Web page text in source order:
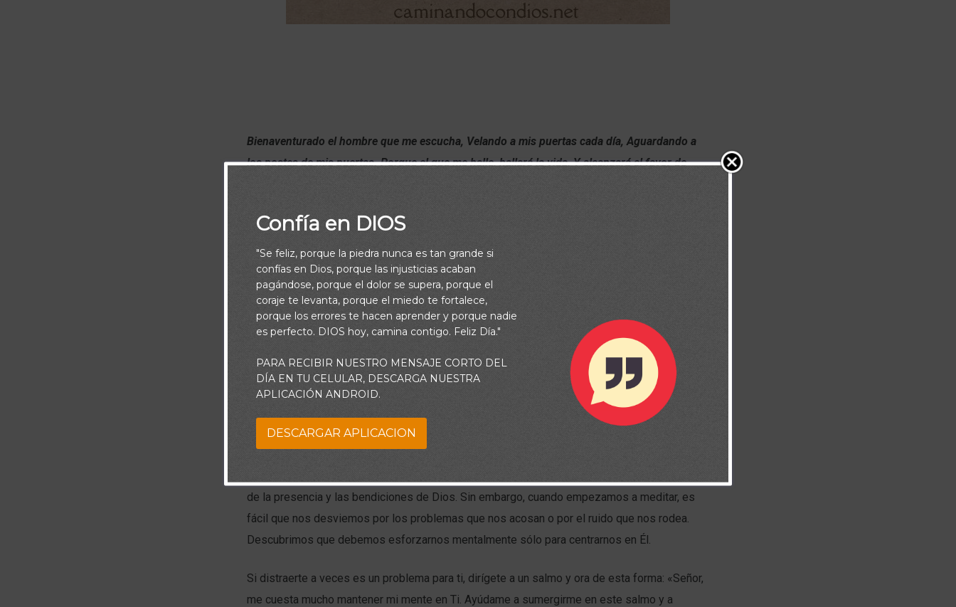
Bienaventurado el hombre que me escucha, Velando a mis puertas cada día, Aguardando a
los postes de mis puertas. Porque el que me halle, hallará la vida, Y alcanzará el favor de
Las Escrituras nos animan a dar pasos deliberados cada día para controlar nuestros
de la presencia y las bendiciones de Dios. Sin embargo, cuando empezamos a meditar, es
fácil que nos desviemos por los problemas que nos acosan o por el ruido que nos rodea.
Descubrimos que debemos esforzarnos mentalmente sólo para centrarnos en Él.
Si distraerte a veces es un problema para ti, dirígete a un salmo y ora de esta forma: «Señor,
me cuesta mucho mantener mi mente en Ti. Ayúdame a sumergirme en este salmo y a
Confía en DIOS
"Se feliz, porque la piedra nunca es tan grande si
confías en Dios, porque las injusticias acaban
pagándose, porque el dolor se supera, porque el
coraje te levanta, porque el miedo te fortalece,
porque los errores te hacen aprender y porque nadie
es perfecto. DIOS hoy, camina contigo. Feliz Día."
PARA RECIBIR NUESTRO MENSAJE CORTO DEL
DÍA EN TU CELULAR, DESCARGA NUESTRA
APLICACIÓN ANDROID.
DESCARGAR APLICACION